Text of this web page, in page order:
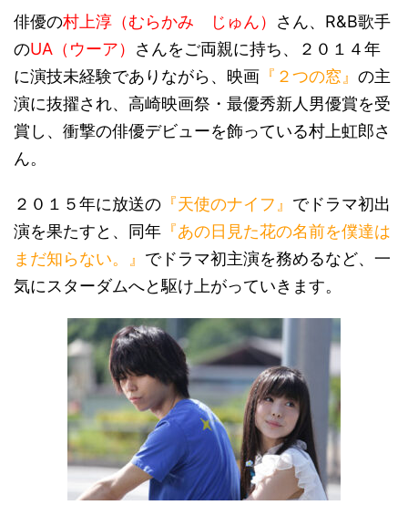
俳優の村上淳（むらかみ じゅん） さん、R&B歌手
のUA（ウーア） さんをご両親に持ち、２０１４年
に演技未経験でありながら、映画 『２つの窓』 の主
演に抜擢され、高崎映画祭・最優秀新人男優賞を受
賞し、衝撃の俳優デビューを飾っている村上虹郎さ
ん。
２０１５年に放送の 『天使のナイフ』 でドラマ初出
演を果たすと、同年 『あの日見た花の名前を僕達は
まだ知らない。』 でドラマ初主演を務めるなど、一
気にスターダムへと駆け上がっていきます。